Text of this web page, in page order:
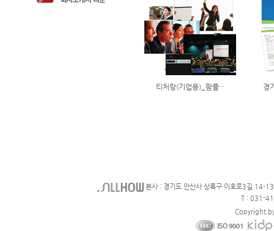
티처랑(기업용)_팜플··· 경
본사 : 경기도 안산사 상록구 이호로3길 14-
T : 031-
Copyright